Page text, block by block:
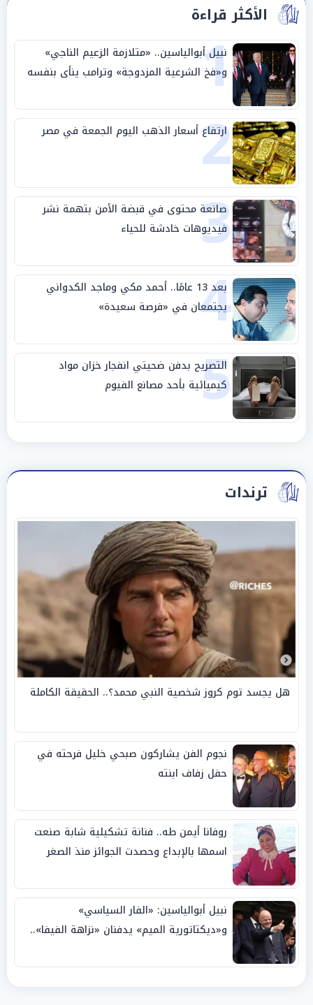
الأكثر قراءة
1
نبيل أبوالياسين.. «متلازمة الزعيم الناجي»
و«فخ الشرعية المزدوجة» وترامب ينأى بنفسه
وحليفه في «ميتم استراتيجي»
2
ارتفاع أسعار الذهب اليوم الجمعة في مصر
3
صانعة محتوى في قبضة الأمن بتهمة نشر
فيديوهات خادشة للحياء
4 بعد 13 عامًا.. أحمد مكي وماجد الكدواني
يجتمعان في «فرصة سعيدة»
5
التصريح بدفن ضحيتي انفجار خزان مواد
كيميائية بأحد مصانع الفيوم
ترندات
هل يجسد توم كروز شخصية النبي محمد؟.. الحقيقة الكاملة
نجوم الفن يشاركون صبحي خليل فرحته في
حفل زفاف ابنته
روفانا أيمن طه.. فنانة تشكيلية شابة صنعت
اسمها بالإبداع وحصدت الجوائز منذ الصغر
نبيل أبوالياسين: «الفار السياسي»
و«ديكتاتورية الميم» يدفنان «نزاهة الفيفا»..